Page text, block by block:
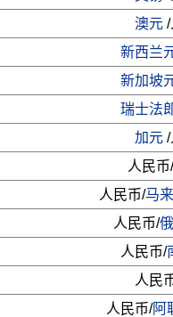
澳元
新西兰
新加坡
瑞士法
加元
人民币/
人民币/马
人民币/
人民币/
人民
人民币/阿